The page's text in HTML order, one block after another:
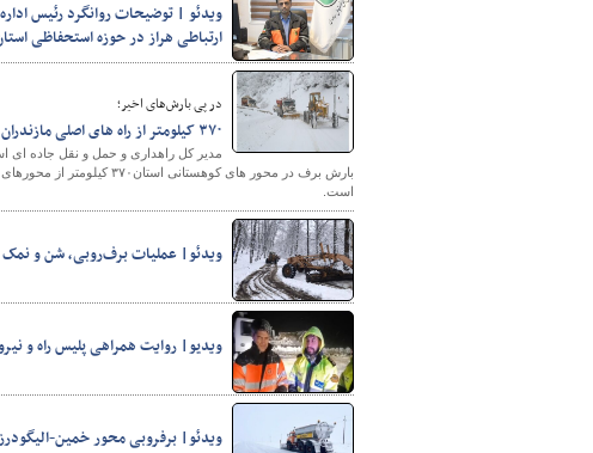
پایگاه خبری وزارت راه و
ویدئو | توضیحات روانگرد رئیس
ارتباطی هراز در حوزه استحفاظی
در پی بارش‌های اخیر؛
۳۷۰ کیلومتر از راه های اصلی مازندران درگیر برف شده است
بارش برف در محور های
است.
ویدئو| عملیات برف‌روبی، شن و نمک
ویدیو| روایت همراهی پلیس‌ راه و
ویدئو| برفروبی محور خمین-